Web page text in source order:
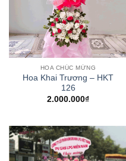
HOA CHÚC MỪNG
Hoa Khai Trương – HKT
126
2.000.000₫